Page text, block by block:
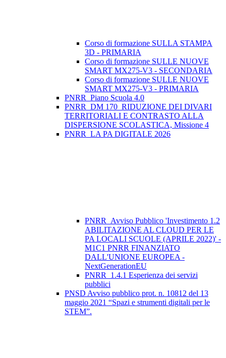
Corso di formazione SULLA STAMPA
3D - PRIMARIA
Corso di formazione SULLE NUOVE
SMART MX275-V3 - SECONDARIA
Corso di formazione SULLE NUOVE
SMART MX275-V3 - PRIMARIA
PNRR_Piano Scuola 4.0
PNRR_DM 170_RIDUZIONE DEI DIVARI
TERRITORIALI E CONTRASTO ALLA
DISPERSIONE SCOLASTICA, Missione 4
PNRR_LA PA DIGITALE 2026
PNRR_Avviso Pubblico 'Investimento 1.2
ABILITAZIONE AL CLOUD PER LE
PA LOCALI SCUOLE (APRILE 2022)' -
M1C1 PNRR FINANZIATO
DALL'UNIONE EUROPEA -
NextGenerationEU
PNRR_1.4.1 Esperienza dei servizi
pubblici
PNSD Avviso pubblico prot. n. 10812 del 13
maggio 2021 “Spazi e strumenti digitali per le
STEM”.